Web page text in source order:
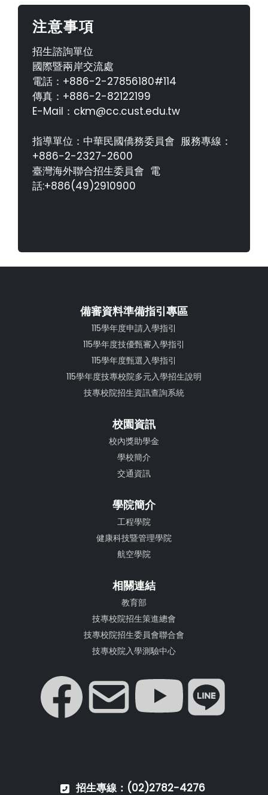
注意事項
招生諮詢單位
國際暨兩岸交流處
電話：+886-2-27856180#114
傳真：+886-2-82122199
E-Mail：ckm@cc.cust.edu.tw
指導單位：中華民國僑務委員會 服務專線：
+886-2-2327-2600
臺灣海外聯合招生委員會 電
話:+886(49)2910900
備審資料準備指引專區
115學年度申請入學指引
115學年度技優甄審入學指引
115學年度甄選入學指引
115學年度技專校院多元入學招生說明
技專校院招生資訊查詢系統
校園資訊
校內獎助學金
學校簡介
交通資訊
學院簡介
工程學院
健康科技暨管理學院
航空學院
相關連結
教育部
技專校院招生策進總會
技專校院招生委員會聯合會
技專校院入學測驗中心
招生專線：(02)2782-4276